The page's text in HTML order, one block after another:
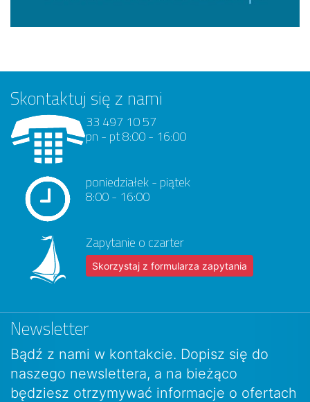
Skontaktuj się z nami
33 497 10 57
pn - pt 8:00 - 16:00
poniedziałek - piątek
8:00 - 16:00
Zapytanie o czarter
Skorzystaj z formularza zapytania
Newsletter
Bądź z nami w kontakcie. Dopisz się do
naszego newslettera, a na bieżąco
będziesz otrzymywać informacje o ofertach